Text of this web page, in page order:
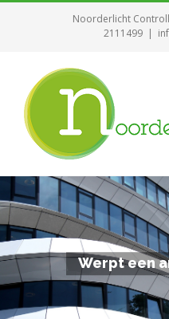
Noorderlicht
2111499 |
Werpt een